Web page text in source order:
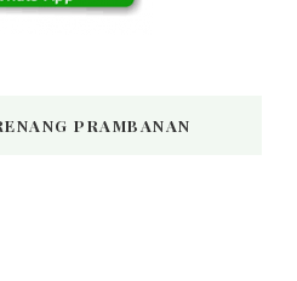
PRAMBANAN